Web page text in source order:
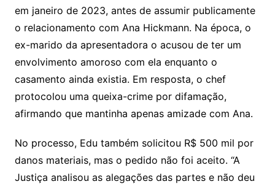
em janeiro de 2023, antes de assumir publicamente
o relacionamento com Ana Hickmann. Na época, o
ex-marido da apresentadora o acusou de ter um
envolvimento amoroso com ela enquanto o
casamento ainda existia. Em resposta, o chef
protocolou uma queixa-crime por difamação,
afirmando que mantinha apenas amizade com Ana.
No processo, Edu também solicitou R$ 500 mil por
danos materiais, mas o pedido não foi aceito. “A
Justiça analisou as alegações das partes e não deu